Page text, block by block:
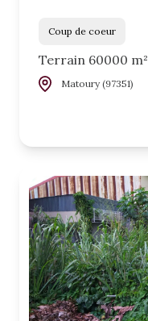
Coup de coeur
Terrain 60000 m²
Matoury (97351)